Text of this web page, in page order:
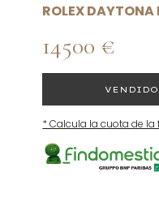
ROLEX DAYTONA
14500 €
VENDIDO
* Calcula la cuota de